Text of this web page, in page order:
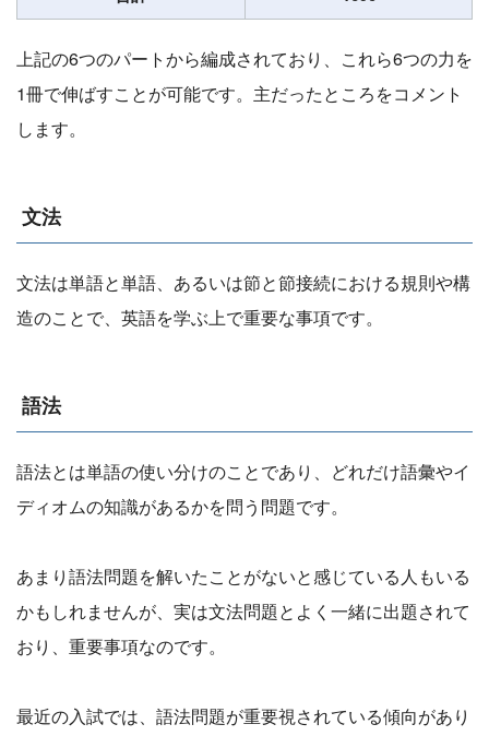
上記の6つのパートから編成されており、これら6つの力を
1冊で伸ばすことが可能です。主だったところをコメント
します。
文法
文法は単語と単語、あるいは節と節接続における規則や構
造のことで、英語を学ぶ上で重要な事項です。
語法
語法とは単語の使い分けのことであり、どれだけ語彙やイ
ディオムの知識があるかを問う問題です。
あまり語法問題を解いたことがないと感じている人もいる
かもしれませんが、実は文法問題とよく一緒に出題されて
おり、重要事項なのです。
最近の入試では、語法問題が重要視されている傾向があり